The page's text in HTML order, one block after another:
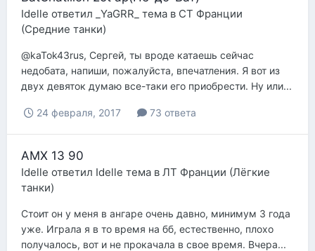
Idelle ответил _YaGRR_ тема в СТ Франции
(Средние танки)
@kaTok43rus, Сергей, ты вроде катаешь сейчас
недобата, напиши, пожалуйста, впечатления. Я вот из
двух девяток думаю все-таки его приобрести. Ну или...
24 февраля, 2017 73 ответа
AMX 13 90
Idelle ответил Idelle тема в ЛТ Франции (Лёгкие
танки)
Стоит он у меня в ангаре очень давно, минимум 3 года
уже. Играла я в то время на бб, естественно, плохо
получалось, вот и не прокачала в свое время. Вчера...